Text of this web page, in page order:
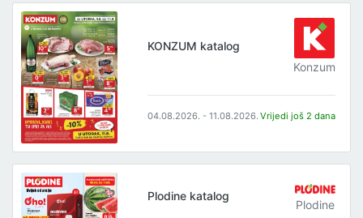
KONZUM katalog
Konzum
04.08.2026. - 11.08.2026. Vrijedi još 2 dana
Plodine katalog
Plodine